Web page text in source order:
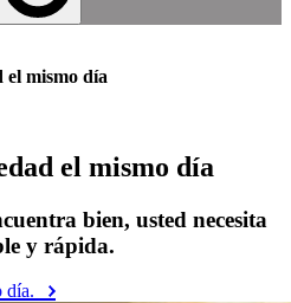
el mismo día
el mismo día
bien, usted necesita
y rápida.
día.